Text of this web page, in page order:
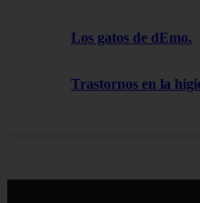
Los gatos de dEmo.
Trastornos en la